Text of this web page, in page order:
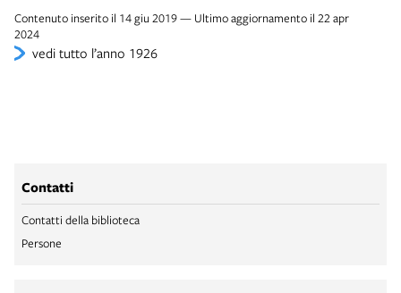
Contenuto inserito il 14 giu 2019 — Ultimo aggiornamento il 22 apr
2024
vedi tutto l’anno 1926
Contatti
Contatti della biblioteca
Persone